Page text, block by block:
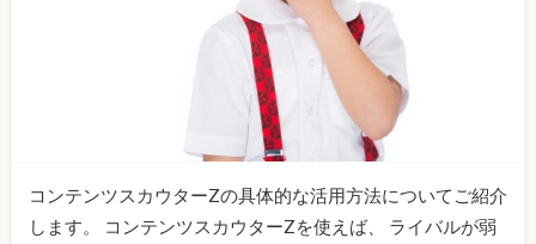
コンテンツスカウターZの具体的な活用方法についてご紹介
します。 コンテンツスカウターZを使えば、 ライバルが弱